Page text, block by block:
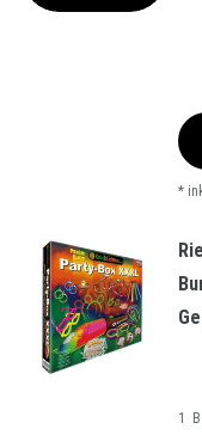
*
1